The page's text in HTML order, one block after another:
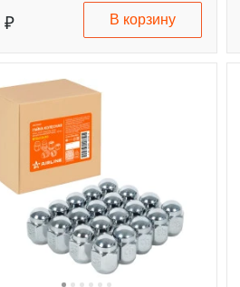
₽ В корзину